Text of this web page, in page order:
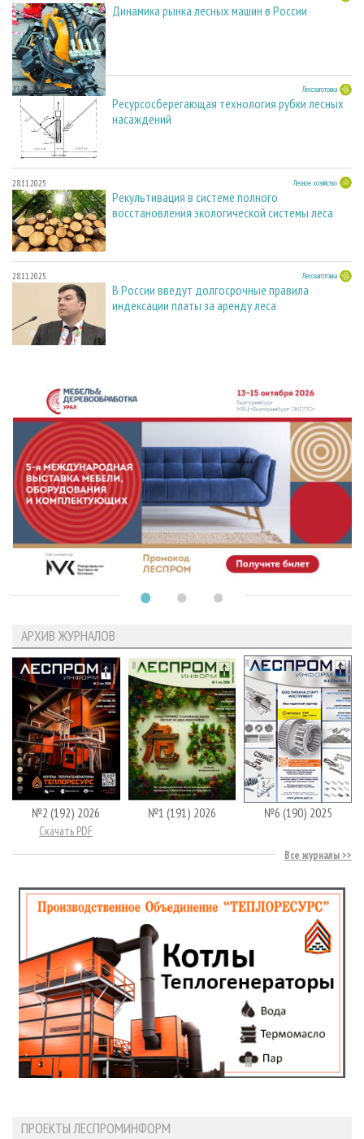
Динамика рынка лесных машин в России
23.03.2026 Лесозаготовка
Ресурсосберегающая технология рубки лесных
насаждений
28.11.2025 Лесное хозяйство
Рекультивация в системе полного
восстановления экологической системы леса
28.11.2025 Лесозаготовка
В России введут долгосрочные правила
индексации платы за аренду леса
АРХИВ ЖУРНАЛОВ
№2 (192) 2026
Скачать PDF
№1 (191) 2026 №6 (190) 2025
Все журналы
ПРОЕКТЫ ЛЕСПРОМИНФОРМ